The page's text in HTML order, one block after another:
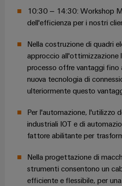
10:30 – 14:30: Workshop
dell'efficienza per i nostri
Nella costruzione di quadri
approccio all'ottimizzazione
processo offre vantaggi
nuova tecnologia di
ulteriormente questo
Per l'automazione, l'utilizzo
industriali IOT e di
fattore abilitante per
Nella progettazione di
strumenti consentono un
efficiente e flessibile, per